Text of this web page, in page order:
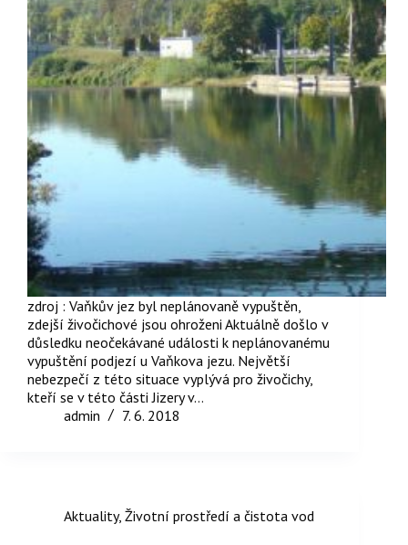
zdroj : Vaňkův jez byl neplánovaně vypuštěn,
zdejší živočichové jsou ohroženi Aktuálně došlo v
důsledku neočekávané události k neplánovanému
vypuštění podjezí u Vaňkova jezu. Největší
nebezpečí z této situace vyplývá pro živočichy,
kteří se v této části Jizery v…
admin
7. 6. 2018
Aktuality, Životní prostředí a čistota vod